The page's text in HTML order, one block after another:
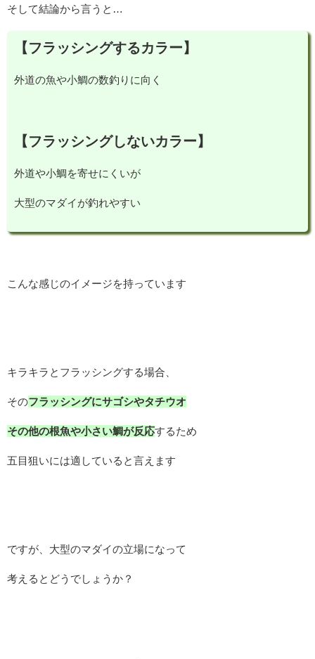
そして結論から言うと…
【フラッシングするカラー】
外道の魚や小鯛の数釣りに向く
【フラッシングしないカラー】
外道や小鯛を寄せにくいが
大型のマダイが釣れやすい
こんな感じのイメージを持っています
キラキラとフラッシングする場合、
そのフラッシングにサゴシやタチウオ
その他の根魚や小さい鯛が反応するため
五目狙いには適していると言えます
ですが、大型のマダイの立場になって
考えるとどうでしょうか？